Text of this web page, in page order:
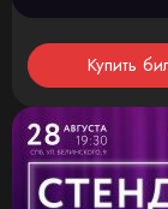
Купить